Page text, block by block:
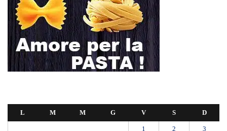
L M M G V S D
1 2 3